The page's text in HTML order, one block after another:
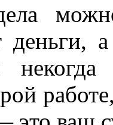
деньги,